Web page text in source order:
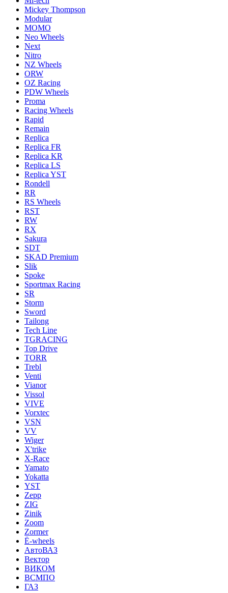
Mickey Thompson
Modular
MOMO
Neo Wheels
Next
Nitro
NZ Wheels
ORW
OZ Racing
PDW Wheels
Proma
Racing Wheels
Rapid
Remain
Replica
Replica FR
Replica KR
Replica LS
Replica YST
Rondell
RR
RS Wheels
RST
RW
RX
Sakura
SDT
SKAD Premium
Slik
Spoke
Sportmax Racing
SR
Storm
Sword
Tailong
Tech Line
TGRACING
Top Drive
TORR
Trebl
Venti
Vianor
Vissol
VIVE
Vorxtec
VSN
VV
Wiger
X'trike
X-Race
Yamato
Yokatta
YST
Zepp
ZIG
Zinik
Zoom
Zormer
Ё-wheels
АвтоВАЗ
Вектор
ВИКОМ
ВСМПО
ГАЗ